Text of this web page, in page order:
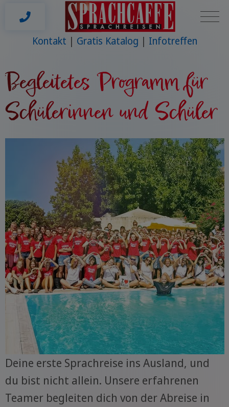
Kontakt Gratis Katalog Infotreffen
Begleitetes Programm für
Schülerinnen und Schüler
Deine erste Sprachreise ins Ausland, und
du bist nicht allein. Unsere erfahrenen
Teamer begleiten dich von der Abreise in